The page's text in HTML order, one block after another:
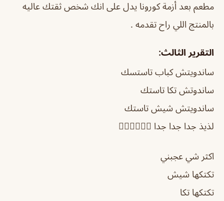
مطعم بعد أزمة كورونا يدل على انك شخص ثقتك عاليه
بالمنتج اللي راح تقدمه .
التقرير الثالث:
ساندويتش كباب تاستسك
ساندوتش تكا تاستك
ساندويتش شيش تاستك
لذيذ جدا جدا جدا ❤️‍🔥❤️‍🔥❤️‍🔥
اكثر شي عجبني
تكتكها شيش
تكتكها تكا